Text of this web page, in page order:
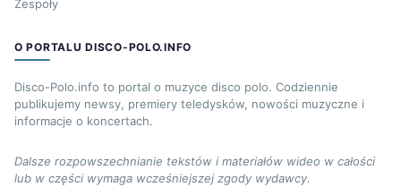
Zespoły
O PORTALU DISCO-POLO.INFO
Disco-Polo.info to portal o muzyce disco polo. Codziennie
publikujemy newsy, premiery teledysków, nowości muzyczne i
informacje o koncertach.
Dalsze rozpowszechnianie tekstów i materiałów wideo w całości
lub w części wymaga wcześniejszej zgody wydawcy.